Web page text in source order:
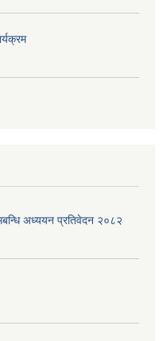
अध्ययन प्रतिवेदन २०८२